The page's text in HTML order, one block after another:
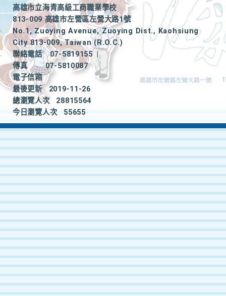
高雄市立海青高級工商職業學校
813-009 高雄市左營區左營大路1號
No.1, Zuoying Avenue, Zuoying Dist., Kaohsiung
City 813-009, Taiwan (R.O.C.)
聯絡電話
07-5819155
|
傳真
07-5810087
電子信箱
最後更新
2019-11-26
總瀏覽人次
28815564
今日瀏覽人次
55655